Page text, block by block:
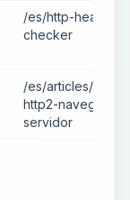
/es/http-header-
checker
/es/articles/
http2-navegador-
servidor